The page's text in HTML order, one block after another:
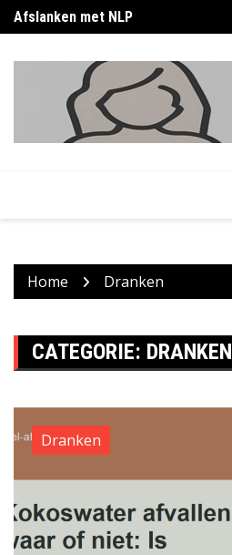
Skip
to
Afslanken met NLP
Home Dranken
CATEGORIE: DRANKEN
Dranken